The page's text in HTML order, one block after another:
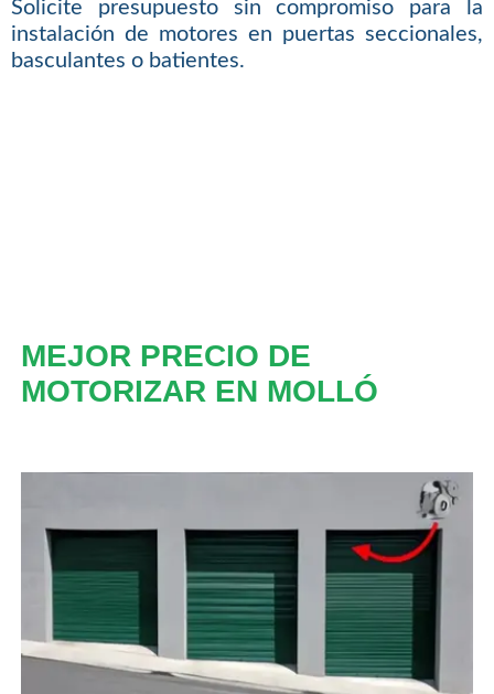
Solicite presupuesto sin compromiso para la
instalación de motores en puertas seccionales,
basculantes o batientes.
MEJOR PRECIO DE
MOTORIZAR EN MOLLÓ